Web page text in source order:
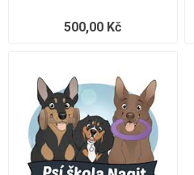
500,00 Kč